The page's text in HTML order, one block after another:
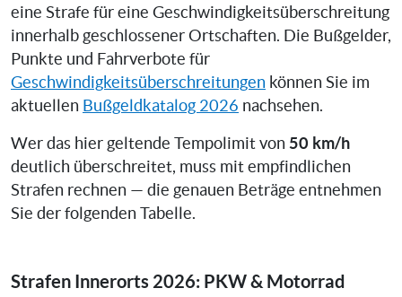
eine Strafe für eine Geschwindigkeitsüberschreitung
innerhalb geschlossener Ortschaften. Die Bußgelder,
Punkte und Fahrverbote für
Geschwindigkeitsüberschreitungen können Sie im
aktuellen Bußgeldkatalog 2026 nachsehen.
Wer das hier geltende Tempolimit von 50 km/h
deutlich überschreitet, muss mit empfindlichen
Strafen rechnen — die genauen Beträge entnehmen
Sie der folgenden Tabelle.
Strafen Innerorts 2026: PKW & Motorrad